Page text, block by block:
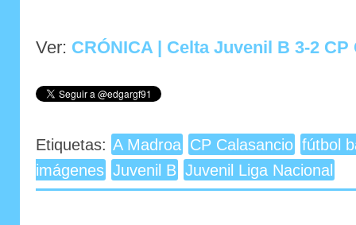
Ver: CRÓNICA | Celta Juvenil B 3-2 CP
Etiquetas: A Madroa CP Calasancio fútbol
imágenes Juvenil B Juvenil Liga Nacional